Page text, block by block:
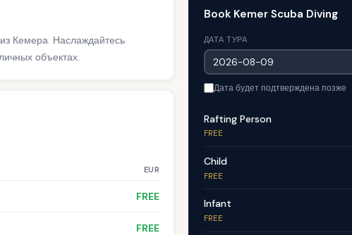
Кемера. Наслаждайтесь
объектах.
EUR
FREE
FREE
Book Kemer Scuba Diving
ДАТА ТУРА
Дата будет подтверждена позже
Rafting Person
FREE
Child
FREE
Infant
FREE